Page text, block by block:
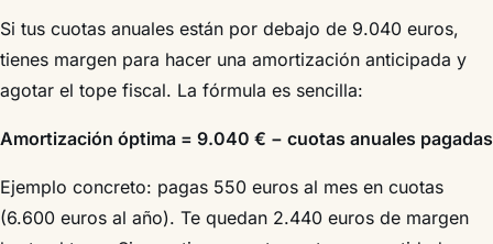
Si tus cuotas anuales están por debajo de 9.040 euros,
tienes margen para hacer una amortización anticipada y
agotar el tope fiscal. La fórmula es sencilla:
Amortización óptima = 9.040 € − cuotas anuales pagadas
Ejemplo concreto: pagas 550 euros al mes en cuotas
(6.600 euros al año). Te quedan 2.440 euros de margen